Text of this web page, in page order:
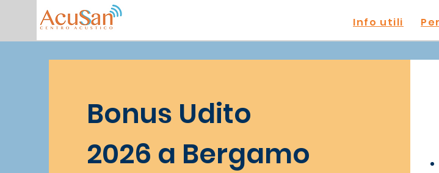
Info utili
Bonus Udito
2026 a Bergamo